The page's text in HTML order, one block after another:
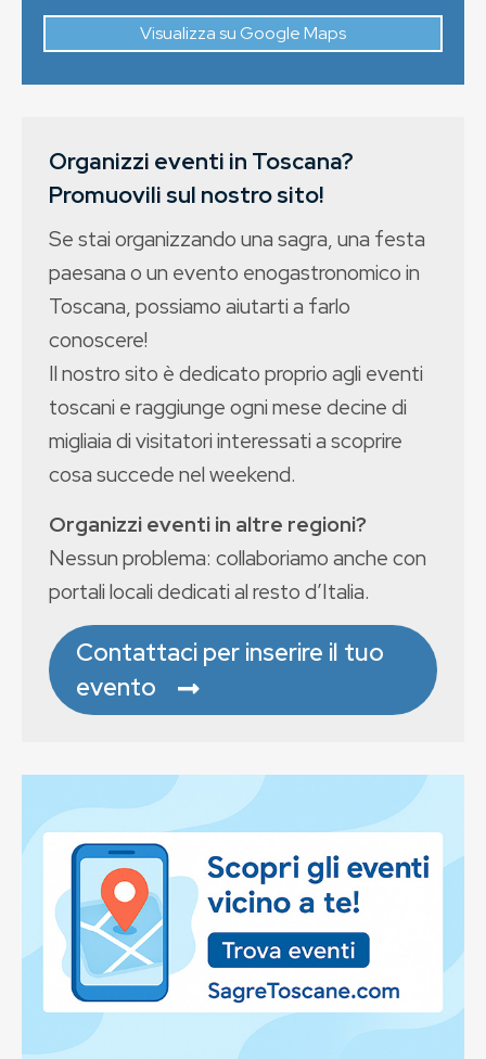
Visualizza su Google Maps
Organizzi eventi in Toscana?
Promuovili sul nostro sito!
Se stai organizzando una sagra, una festa
paesana o un evento enogastronomico in
Toscana, possiamo aiutarti a farlo
conoscere!
Il nostro sito è dedicato proprio agli eventi
toscani e raggiunge ogni mese decine di
migliaia di visitatori interessati a scoprire
cosa succede nel weekend.
Organizzi eventi in altre regioni?
Nessun problema: collaboriamo anche con
portali locali dedicati al resto d’Italia.
Contattaci per inserire il tuo
evento